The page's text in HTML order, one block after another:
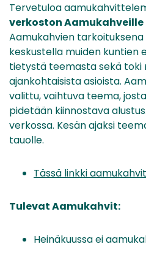
Tervetuloa
verkoston Aamukahveille
Aamukahvien
keskustella muiden kuntien
tietystä teemasta sekä toki
ajankohtaisista asioista.
valittu, vaihtuva teema,
pidetään kiinnostava
verkossa. Kesän ajaksi
tauolle.
Tässä linkki
Tulevat Aamukahvit:
Heinäkuussa ei